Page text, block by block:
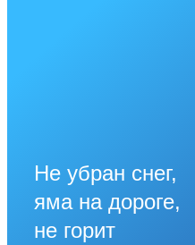
Не убран снег,
яма на дороге,
не горит